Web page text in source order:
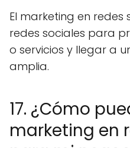
El marketing en redes
redes sociales para
o servicios y llegar a
amplia.
17. ¿Cómo
marketing en